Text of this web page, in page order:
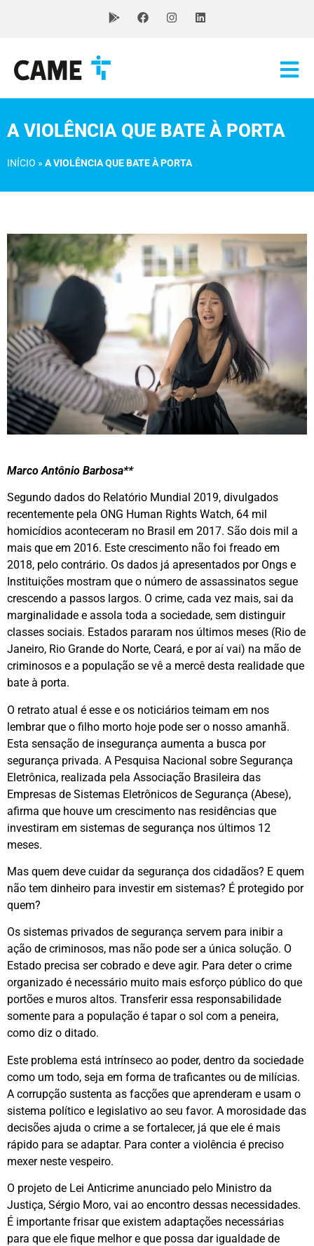
A VIOLÊNCIA QUE BATE À PORTA
INÍCIO » A VIOLÊNCIA QUE BATE À PORTA
Marco Antônio Barbosa**
Segundo dados do Relatório Mundial 2019, divulgados
recentemente pela ONG Human Rights Watch, 64 mil
homicídios aconteceram no Brasil em 2017. São dois mil a
mais que em 2016. Este crescimento não foi freado em
2018, pelo contrário. Os dados já apresentados por Ongs e
Instituições mostram que o número de assassinatos segue
crescendo a passos largos. O crime, cada vez mais, sai da
marginalidade e assola toda a sociedade, sem distinguir
classes sociais. Estados pararam nos últimos meses (Rio de
Janeiro, Rio Grande do Norte, Ceará, e por aí vai) na mão de
criminosos e a população se vê a mercê desta realidade que
bate à porta.
O retrato atual é esse e os noticiários teimam em nos
lembrar que o filho morto hoje pode ser o nosso amanhã.
Esta sensação de insegurança aumenta a busca por
segurança privada. A Pesquisa Nacional sobre Segurança
Eletrônica, realizada pela Associação Brasileira das
Empresas de Sistemas Eletrônicos de Segurança (Abese),
afirma que houve um crescimento nas residências que
investiram em sistemas de segurança nos últimos 12
meses.
Mas quem deve cuidar da segurança dos cidadãos? E quem
não tem dinheiro para investir em sistemas? É protegido por
quem?
Os sistemas privados de segurança servem para inibir a
ação de criminosos, mas não pode ser a única solução. O
Estado precisa ser cobrado e deve agir. Para deter o crime
organizado é necessário muito mais esforço público do que
portões e muros altos. Transferir essa responsabilidade
somente para a população é tapar o sol com a peneira,
como diz o ditado.
Este problema está intrínseco ao poder, dentro da sociedade
como um todo, seja em forma de traficantes ou de milícias.
A corrupção sustenta as facções que aprenderam e usam o
sistema político e legislativo ao seu favor. A morosidade das
decisões ajuda o crime a se fortalecer, já que ele é mais
rápido para se adaptar. Para conter a violência é preciso
mexer neste vespeiro.
O projeto de Lei Anticrime anunciado pelo Ministro da
Justiça, Sérgio Moro, vai ao encontro dessas necessidades.
É importante frisar que existem adaptações necessárias
para que ele fique melhor e que possa dar igualdade de